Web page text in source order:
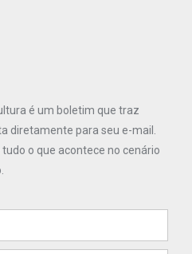
é um boletim que traz
diretamente para seu e-mail.
o que acontece no cenário